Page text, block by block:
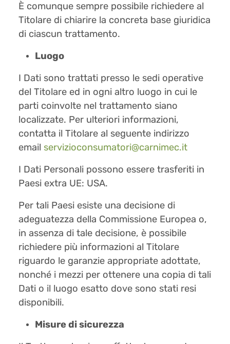
È comunque sempre possibile richiedere al
Titolare di chiarire la concreta base giuridica
di ciascun trattamento.
Luogo
I Dati sono trattati presso le sedi operative
del Titolare ed in ogni altro luogo in cui le
parti coinvolte nel trattamento siano
localizzate. Per ulteriori informazioni,
contatta il Titolare al seguente indirizzo
email servizioconsumatori@carnimec.it
I Dati Personali possono essere trasferiti in
Paesi extra UE: USA.
Per tali Paesi esiste una decisione di
adeguatezza della Commissione Europea o,
in assenza di tale decisione, è possibile
richiedere più informazioni al Titolare
riguardo le garanzie appropriate adottate,
nonché i mezzi per ottenere una copia di tali
Dati o il luogo esatto dove sono stati resi
disponibili.
Misure di sicurezza